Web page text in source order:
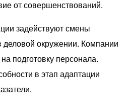
от совершенствований.
задействуют смены
деловой окружении. Компании
подготовку персонала.
в этап адаптации